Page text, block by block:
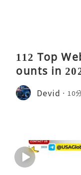
112 Top
ounts in
Devid 10